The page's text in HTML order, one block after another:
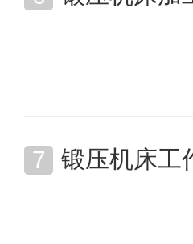
锻压机床工